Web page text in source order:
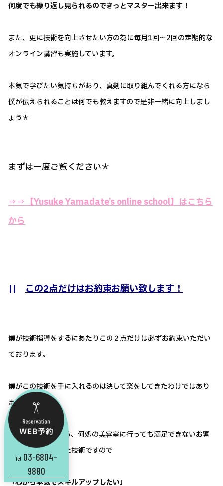
何度でも繰り返し見られるのできっとマスター出来ます！
また、更に技術を向上させたい方の為に毎月1回～2回の定期的な
オンライン講習も実施しています。
本気で学びたい気持ちがあり、真剣に取り組んでくれる方になら
僕が伝えられることは何でも教えますので是非一緒に向上しまし
ょう＊
まずは一度ご覧ください＊
⇒⇒【Yusuke Yamadate’s online school】はこちら
から
|| この2点だけはお約束お願い致します！
僕が技術指導をするにあたりこの２点だけは必ずお約束いただい
ております。
僕がこの技術を手に入れるのは決して楽をしてきたわけではあり
ません。
世界中で困っている、何処の美容室に行っても満足できないお客
様の為に身に付けた技術ですので
「心から本気でスキルアップしたい」
Tel 03-6804-
9880